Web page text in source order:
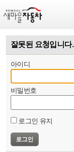
잘못된 요청입니다.
아이디
비밀번호
로그인 유지